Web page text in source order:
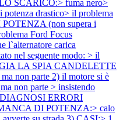
SCARICO:> fuma nero>
drastico> il problema
(non supera i
Ford Focus
carica
nel seguente modo: > il
LA SPIA CANDELETTE
non parte 2) il motore si è
non parte > insistendo
DIAGNOSI ERRORI
DI POTENZA:> calo